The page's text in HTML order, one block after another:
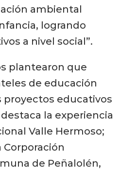
ambiental
logrando
a nivel social”.
plantearon que
de educación
proyectos educativos
la experiencia
Valle Hermoso;
de Peñalolén,